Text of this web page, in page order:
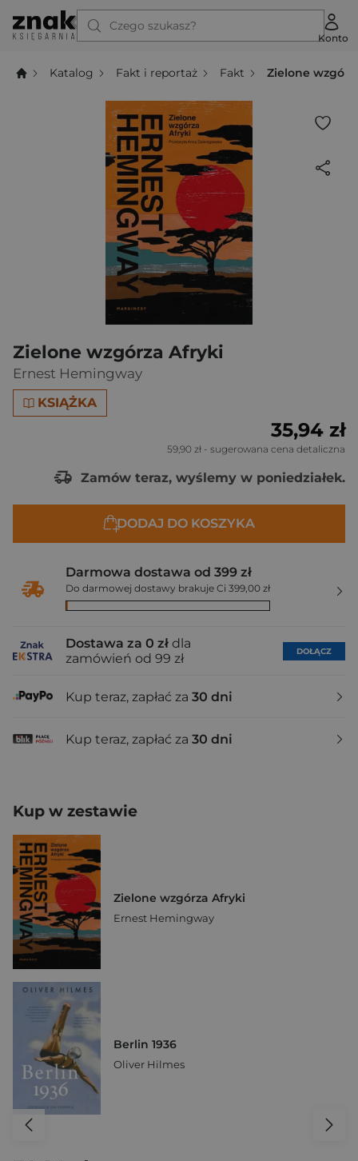
Czego szukasz?
Konto
Katalog Fakt i reportaż Fakt Zielone
Zielone wzgórza Afryki
Ernest Hemingway
KSIĄŻKA
35,94 zł
59,90 zł - sugerowana cena detaliczna
Zamów teraz, wyślemy w poniedziałek.
DODAJ DO KOSZYKA
Darmowa dostawa od 399 zł
Do darmowej dostawy brakuje Ci 399,00 zł
Dostawa za 0 zł dla
zamówień od 99 zł
DOŁĄCZ
Kup teraz, zapłać za 30 dni
Kup teraz, zapłać za 30 dni
Kup w zestawie
Zielone wzgórza Afryki
Ernest Hemingway
Berlin 1936
Oliver Hilmes